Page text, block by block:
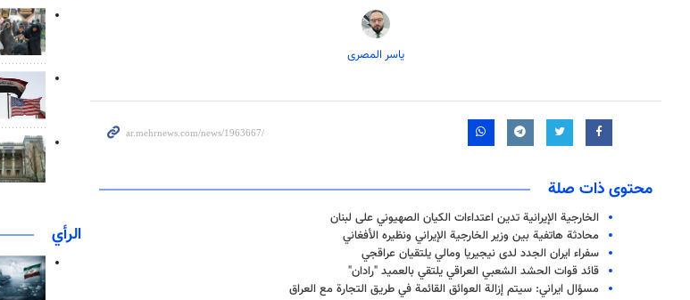
یاسر المصری
محتوى ذات صلة
الخارجية الإيرانية تدين اعتداءات الكيان الصهيوني على لبنان
محادثة هاتفية بين وزير الخارجية الإيراني ونظيره الأفغاني
سفراء ايران الجدد لدى نيجيريا ومالي يلتقيان عراقجي
قائد قوات الحشد الشعبي العراقي يلتقي بالعميد "رادان"
مسؤال ايراني: سيتم إزالة العوائق القائمة في طريق التجارة مع العراق
الرأي